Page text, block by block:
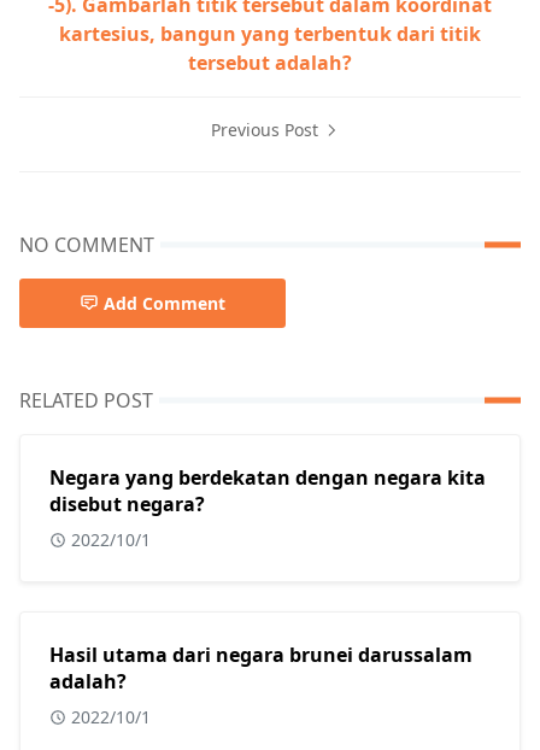
kartesius, bangun yang terbentuk dari titik
tersebut adalah?
Previous Post
NO COMMENT
Add Comment
RELATED POST
Negara yang berdekatan dengan negara kita
disebut negara?
2022/10/1
Hasil utama dari negara brunei darussalam
adalah?
2022/10/1